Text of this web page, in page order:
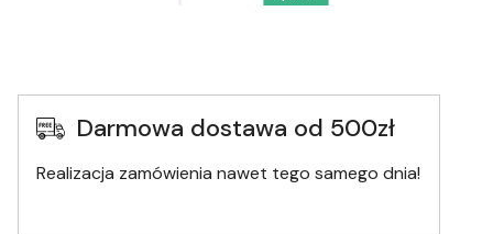
Darmowa dostawa od 500zł
Realizacja zamówienia nawet tego samego dnia!